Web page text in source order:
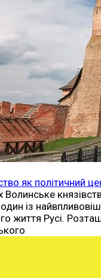
як політичний
Волинське
із
життя Русі.